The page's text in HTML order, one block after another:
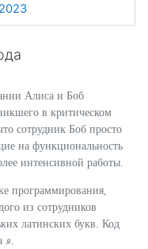
Алиса и Боб
в критическом
сотрудник Боб просто
на функциональность
интенсивной работы.
программирования,
из сотрудников
латинских букв. Код
s
s